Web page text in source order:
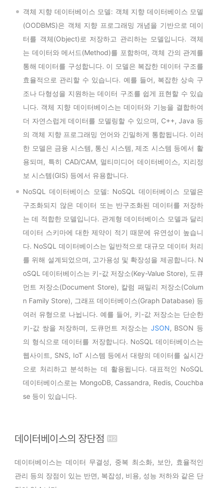
객체 지향 데이터베이스 모델: 객체 지향 데이터베이스 모델
(OODBMS)은 객체 지향 프로그래밍 개념을 기반으로 데이
터를 객체(Object)로 저장하고 관리하는 모델입니다. 객체
는 데이터와 메서드(Method)를 포함하며, 객체 간의 관계를
통해 데이터를 구성합니다. 이 모델은 복잡한 데이터 구조를
효율적으로 관리할 수 있습니다. 예를 들어, 복잡한 상속 구
조나 다형성을 지원하는 데이터 구조를 쉽게 표현할 수 있습
니다. 객체 지향 데이터베이스는 데이터와 기능을 결합하여
더 자연스럽게 데이터를 모델링할 수 있으며, C++, Java 등
의 객체 지향 프로그래밍 언어와 긴밀하게 통합됩니다. 이러
한 모델은 금융 시스템, 통신 시스템, 제조 시스템 등에서 활
용되며, 특히 CAD/CAM, 멀티미디어 데이터베이스, 지리정
보 시스템(GIS) 등에서 유용합니다.
NoSQL 데이터베이스 모델: NoSQL 데이터베이스 모델은
구조화되지 않은 데이터 또는 반구조화된 데이터를 저장하
는 데 적합한 모델입니다. 관계형 데이터베이스 모델과 달리
데이터 스키마에 대한 제약이 적기 때문에 유연성이 높습니
다. NoSQL 데이터베이스는 일반적으로 대규모 데이터 처리
를 위해 설계되었으며, 고가용성 및 확장성을 제공합니다. N
oSQL 데이터베이스는 키-값 저장소(Key-Value Store), 도큐
먼트 저장소(Document Store), 칼럼 패밀리 저장소(Colum
n Family Store), 그래프 데이터베이스(Graph Database) 등
여러 유형으로 나뉩니다. 예를 들어, 키-값 저장소는 단순한
키-값 쌍을 저장하며, 도큐먼트 저장소는 JSON, BSON 등
의 형식으로 데이터를 저장합니다. NoSQL 데이터베이스는
웹사이트, SNS, IoT 시스템 등에서 대량의 데이터를 실시간
으로 처리하고 분석하는 데 활용됩니다. 대표적인 NoSQL
데이터베이스로는 MongoDB, Cassandra, Redis, Couchba
se 등이 있습니다.
데이터베이스의 장단점
데이터베이스는 데이터 무결성, 중복 최소화, 보안, 효율적인
관리 등의 장점이 있는 반면, 복잡성, 비용, 성능 저하와 같은 단